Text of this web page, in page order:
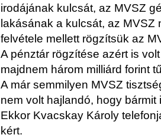
irodájának kulcsát, az MVSZ
lakásának a kulcsát, az
felvétele mellett rögzítsük az
A pénztár rögzítése azért is
majdnem három milliárd forint
A már semmilyen MVSZ
nem volt hajlandó, hogy bármit
Ekkor Kvacskay Károly
kért.